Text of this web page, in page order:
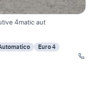
4matic aut
Euro 4